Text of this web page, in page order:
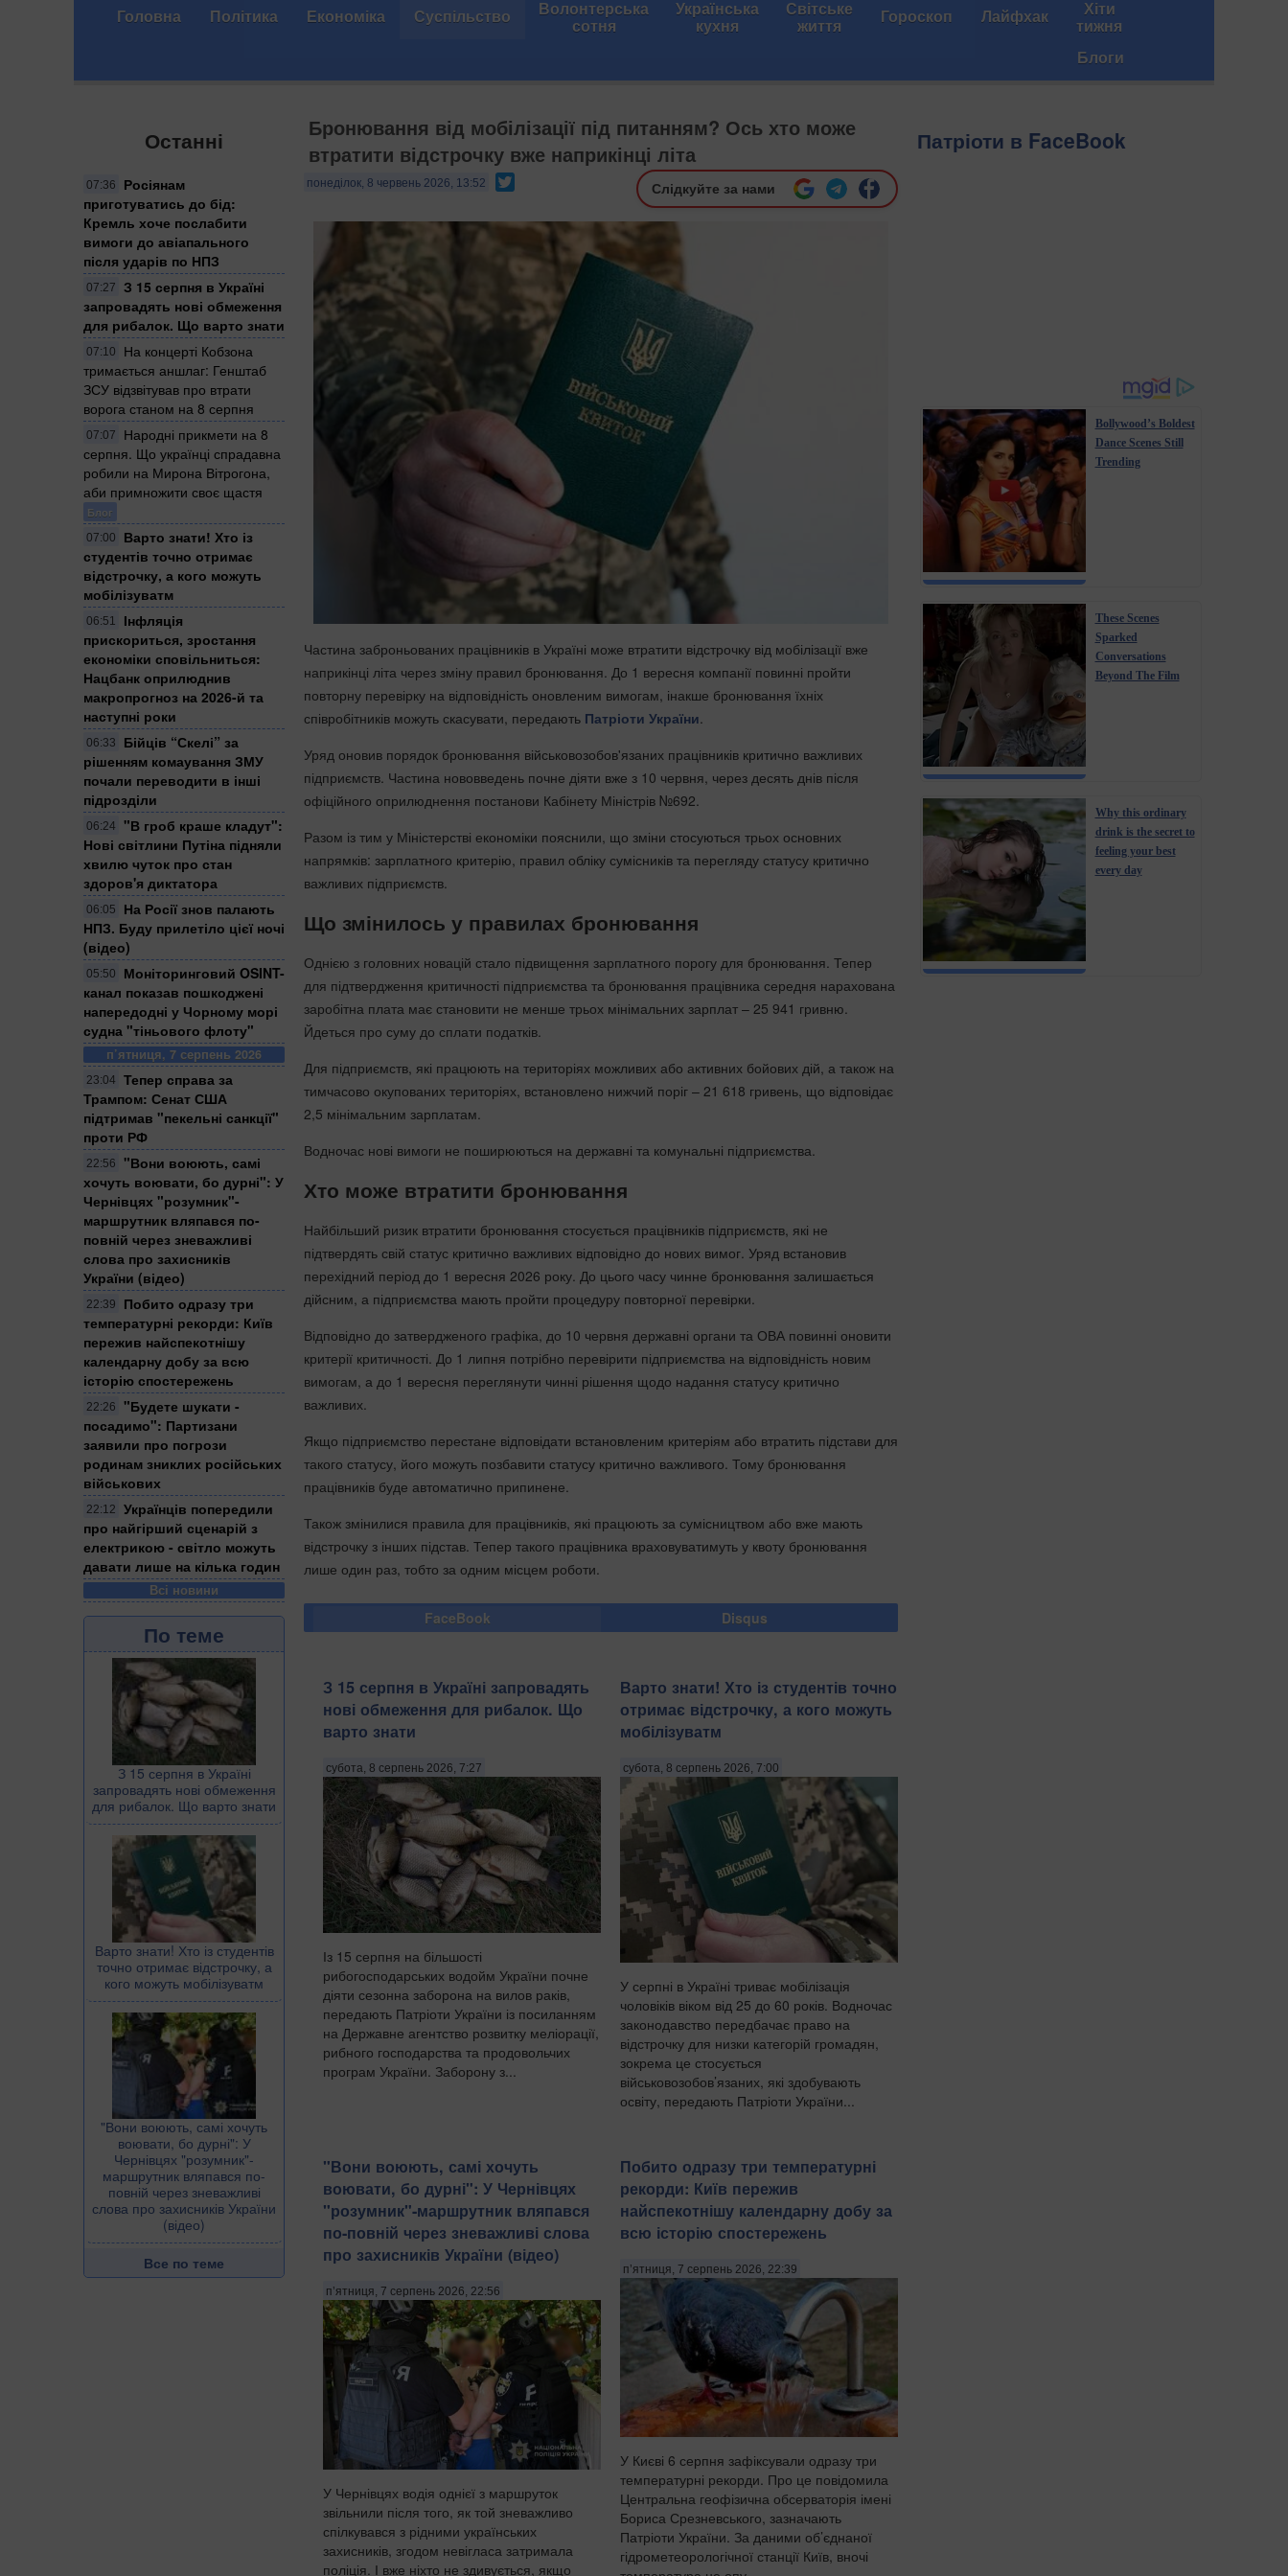
Головна Політика Економіка Суспільство Волонтерська
сотня
Українська
кухня
Світське
життя Гороскоп Лайфхак Хіти
тижня
Блоги
Останні
07:36
Росіянам
приготуватись до бід:
Кремль хоче послабити
вимоги до авіапального
після ударів по НПЗ
07:27
З 15 серпня в Україні
запровадять нові обмеження
для рибалок. Що варто знати
07:10
На концерті Кобзона
тримається аншлаг: Генштаб
ЗСУ відзвітував про втрати
ворога станом на 8 серпня
07:07
Народні прикмети на 8
серпня. Що українці спрадавна
робили на Мирона Вітрогона,
аби примножити своє щастя
Блог
07:00
Варто знати! Хто із
студентів точно отримає
відстрочку, а кого можуть
мобілізуватм
06:51
Інфляція
прискориться, зростання
економіки сповільниться:
Нацбанк оприлюднив
макропрогноз на 2026-й та
наступні роки
06:33
Бійців “Скелі” за
рішенням комаування ЗМУ
почали переводити в інші
підрозділи
06:24
"В гроб краше кладут":
Нові світлини Путіна підняли
хвилю чуток про стан
здоров'я диктатора
06:05
На Росії знов палають
НПЗ. Буду прилетіло цієї ночі
(відео)
05:50
Моніторинговий OSINT-
канал показав пошкоджені
напередодні у Чорному морі
судна "тіньового флоту"
п’ятниця, 7 серпень 2026
23:04
Тепер справа за
Трампом: Сенат США
підтримав "пекельні санкції"
проти РФ
22:56
​"Вони воюють, самі
хочуть воювати, бо дурні": У
Чернівцях "розумник"-
маршрутник вляпався по-
повній через зневажливі
слова про захисників
України (відео)
22:39
Побито одразу три
температурні рекорди: Київ
пережив найспекотнішу
календарну добу за всю
історію спостережень
22:26
"Будете шукати -
посадимо": Партизани
заявили про погрози
родинам зниклих російських
військових
22:12
Українців попередили
про найгірший сценарій з
електрикою - світло можуть
давати лише на кілька годин
Всі новини
По теме
З 15 серпня в Україні
запровадять нові обмеження
для рибалок. Що варто знати
Варто знати! Хто із студентів
точно отримає відстрочку, а
кого можуть мобілізуватм
​"Вони воюють, самі хочуть
воювати, бо дурні": У
Чернівцях "розумник"-
маршрутник вляпався по-
повній через зневажливі
слова про захисників України
(відео)
Все по теме
Бронювання від мобілізації під питанням? Ось хто може
втратити відстрочку вже наприкінці літа
понеділок, 8 червень 2026, 13:52 Слідкуйте за нами
Частина заброньованих працівників в Україні може втратити відстрочку від мобілізації вже
наприкінці літа через зміну правил бронювання. До 1 вересня компанії повинні пройти
повторну перевірку на відповідність оновленим вимогам, інакше бронювання їхніх
співробітників можуть скасувати, передають Патріоти України.
Уряд оновив порядок бронювання військовозобов'язаних працівників критично важливих
підприємств. Частина нововведень почне діяти вже з 10 червня, через десять днів після
офіційного оприлюднення постанови Кабінету Міністрів №692.
Разом із тим у Міністерстві економіки пояснили, що зміни стосуються трьох основних
напрямків: зарплатного критерію, правил обліку сумісників та перегляду статусу критично
важливих підприємств.
Що змінилось у правилах бронювання
Однією з головних новацій стало підвищення зарплатного порогу для бронювання. Тепер
для підтвердження критичності підприємства та бронювання працівника середня нарахована
заробітна плата має становити не менше трьох мінімальних зарплат – 25 941 гривню.
Йдеться про суму до сплати податків.
Для підприємств, які працюють на територіях можливих або активних бойових дій, а також на
тимчасово окупованих територіях, встановлено нижчий поріг – 21 618 гривень, що відповідає
2,5 мінімальним зарплатам.
Водночас нові вимоги не поширюються на державні та комунальні підприємства.
Хто може втратити бронювання
Найбільший ризик втратити бронювання стосується працівників підприємств, які не
підтвердять свій статус критично важливих відповідно до нових вимог. Уряд встановив
перехідний період до 1 вересня 2026 року. До цього часу чинне бронювання залишається
дійсним, а підприємства мають пройти процедуру повторної перевірки.
Відповідно до затвердженого графіка, до 10 червня державні органи та ОВА повинні оновити
критерії критичності. До 1 липня потрібно перевірити підприємства на відповідність новим
вимогам, а до 1 вересня переглянути чинні рішення щодо надання статусу критично
важливих.
Якщо підприємство перестане відповідати встановленим критеріям або втратить підстави для
такого статусу, його можуть позбавити статусу критично важливого. Тому бронювання
працівників буде автоматично припинене.
Також змінилися правила для працівників, які працюють за сумісництвом або вже мають
відстрочку з інших підстав. Тепер такого працівника враховуватимуть у квоту бронювання
лише один раз, тобто за одним місцем роботи.
FaceBook Disqus
З 15 серпня в Україні запровадять
нові обмеження для рибалок. Що
варто знати
субота, 8 серпень 2026, 7:27
Із 15 серпня на більшості
рибогосподарських водойм України почне
діяти сезонна заборона на вилов раків,
передають Патріоти України із посиланням
на Державне агентство розвитку меліорації,
рибного господарства та продовольчих
програм України. Заборону з...
Варто знати! Хто із студентів точно
отримає відстрочку, а кого можуть
мобілізуватм
субота, 8 серпень 2026, 7:00
У серпні в Україні триває мобілізація
чоловіків віком від 25 до 60 років. Водночас
законодавство передбачає право на
відстрочку для низки категорій громадян,
зокрема це стосується
військовозобов’язаних, які здобувають
освіту, передають Патріоти України...
​"Вони воюють, самі хочуть
воювати, бо дурні": У Чернівцях
"розумник"-маршрутник вляпався
по-повній через зневажливі слова
про захисників України (відео)
п’ятниця, 7 серпень 2026, 22:56
У Чернівцях водія однієї з маршруток
звільнили після того, як той зневажливо
спілкувався з рідними українських
захисників, згодом невігласа затримала
поліція. І вже ніхто не здивується, якщо
Побито одразу три температурні
рекорди: Київ пережив
найспекотнішу календарну добу за
всю історію спостережень
п’ятниця, 7 серпень 2026, 22:39
У Києві 6 серпня зафіксували одразу три
температурні рекорди. Про це повідомила
Центральна геофізична обсерваторія імені
Бориса Срезневського, зазначають
Патріоти України. За даними об’єднаної
гідрометеорологічної станції Київ, вночі
Патріоти в FaceBook
Bollywood’s Boldest
Dance Scenes Still
Trending
These Scenes
Sparked
Conversations
Beyond The Film
Why this ordinary
drink is the secret to
feeling your best
every day